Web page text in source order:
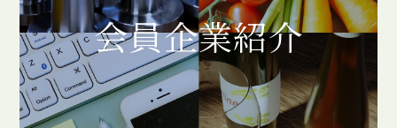
会員企業紹介